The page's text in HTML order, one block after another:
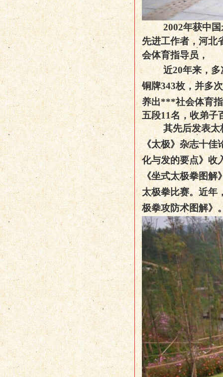
2002年获中
先进工作者，河北
会体育指导员，
近20年来，多
铜牌343枚，并多
养出***社会体育
五段11名，收弟子
其先后发表太
《太极》杂志十佳
化与发的要点》收
《坐式太极拳图解
太极拳比赛。近年
极拳攻防术图解》